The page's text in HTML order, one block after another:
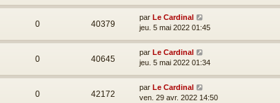
0 40379
par Le Cardinal
jeu. 5 mai 2022 01:45
0 40645
par Le Cardinal
jeu. 5 mai 2022 01:34
0 42172
par Le Cardinal
ven. 29 avr. 2022 14:50